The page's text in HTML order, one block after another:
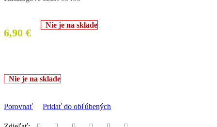
6,90 €
Nie je na sklade
Nie je na sklade
Porovnať Pridať do obľúbených